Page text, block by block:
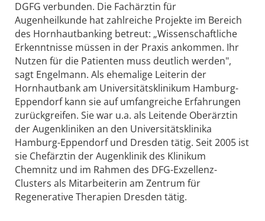
DGFG verbunden. Die Fachärztin für
Augenheilkunde hat zahlreiche Projekte im Bereich
des Hornhautbanking betreut: „Wissenschaftliche
Erkenntnisse müssen in der Praxis ankommen. Ihr
Nutzen für die Patienten muss deutlich werden",
sagt Engelmann. Als ehemalige Leiterin der
Hornhautbank am Universitätsklinikum Hamburg-
Eppendorf kann sie auf umfangreiche Erfahrungen
zurückgreifen. Sie war u.a. als Leitende Oberärztin
der Augenkliniken an den Universitätsklinika
Hamburg-Eppendorf und Dresden tätig. Seit 2005 ist
sie Chefärztin der Augenklinik des Klinikum
Chemnitz und im Rahmen des DFG-Exzellenz-
Clusters als Mitarbeiterin am Zentrum für
Regenerative Therapien Dresden tätig.